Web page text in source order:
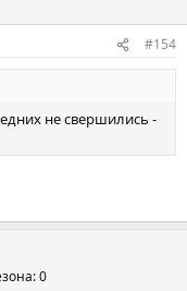
#154
не свершились -
0